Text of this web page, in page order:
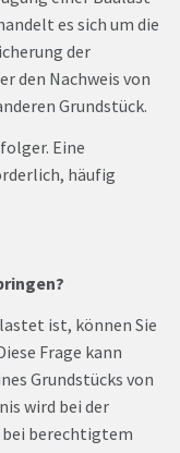
es sich um die
der
den Nachweis von
Grundstück.
Eine
häufig
ist, können Sie
Frage kann
Grundstücks von
wird bei der
berechtigtem